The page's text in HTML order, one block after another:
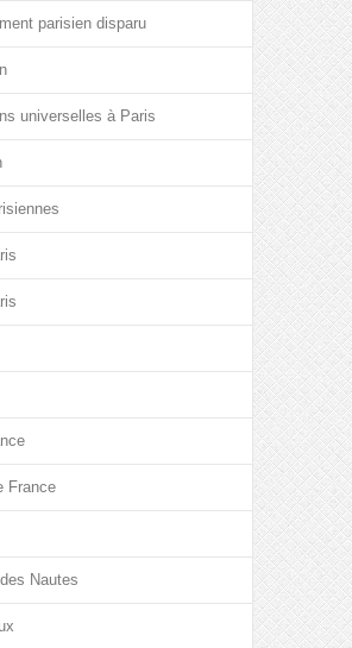
parisien disparu
universelles à Paris
France
Nautes